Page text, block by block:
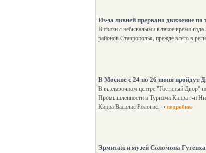
Из-за ливней прервано движение
В связи с небывалыми в такое время
районов Ставрополья, прежде всего в
В Москве с 24 по 26 июня пройдут
В выставочном центре "Гостиный Двор"
Промышленности и Туризма Кипра г-н
Кипра Василис Рологис.
подробнее
Эрмитаж и музей Соломона